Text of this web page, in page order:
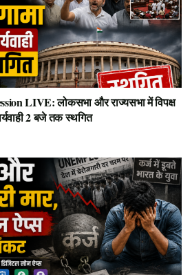
LIVE: लोकसभा और राज्यसभा में विपक्ष
2 बजे तक स्थगित